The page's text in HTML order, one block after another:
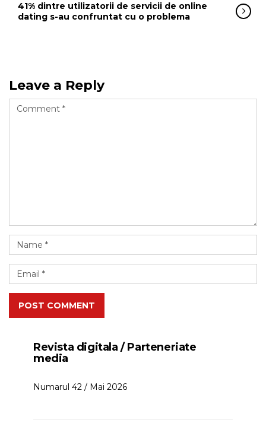
41% dintre utilizatorii de servicii de online
dating s-au confruntat cu o problema
Leave a Reply
POST COMMENT
Revista digitala / Parteneriate
media
Numarul 42 / Mai 2026